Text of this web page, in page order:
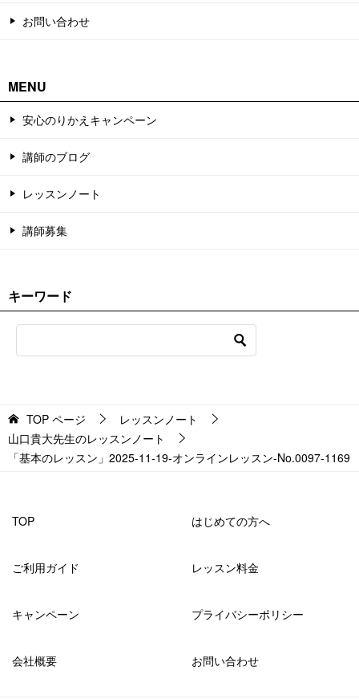
お問い合わせ
MENU
安心のりかえキャンペーン
講師のブログ
レッスンノート
講師募集
キーワード
TOP ページ
レッスンノート
山口貴大先生のレッスンノート
「基本のレッスン」2025-11-19-オンラインレッスン-No.0097-1169
TOP はじめての方へ
ご利用ガイド レッスン料金
キャンペーン プライバシーポリシー
会社概要 お問い合わせ